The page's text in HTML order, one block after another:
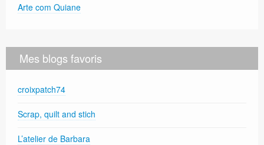
Arte com Quiane
Mes blogs favoris
croixpatch74
Scrap, quilt and stich
L’atelier de Barbara